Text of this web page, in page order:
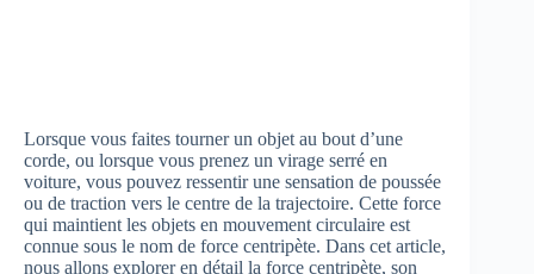
Lorsque vous faites tourner un objet au bout d’une
corde, ou lorsque vous prenez un virage serré en
voiture, vous pouvez ressentir une sensation de poussée
ou de traction vers le centre de la trajectoire. Cette force
qui maintient les objets en mouvement circulaire est
connue sous le nom de force centripète. Dans cet article,
nous allons explorer en détail la force centripète, son